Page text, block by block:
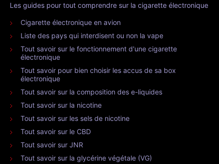
Les guides pour tout comprendre sur la cigarette électronique
Cigarette électronique en avion
Liste des pays qui interdisent ou non la vape
Tout savoir sur le fonctionnement d'une cigarette
électronique
Tout savoir pour bien choisir les accus de sa box
électronique
Tout savoir sur la composition des e-liquides
Tout savoir sur la nicotine
Tout savoir sur les sels de nicotine
Tout savoir sur le CBD
Tout savoir sur JNR
Tout savoir sur la glycérine végétale (VG)